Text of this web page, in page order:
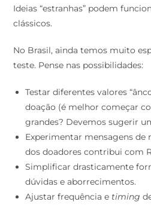
Ideias “estranhas” podem
clássicos.
No Brasil, ainda temos muito
teste. Pense nas possibilidades:
Testar diferentes valores
doação (é melhor começar
grandes? Devemos sugerir
Experimentar mensagens de
dos doadores contribui com
Simplificar drasticamente
dúvidas e aborrecimentos.
Ajustar frequência e timing